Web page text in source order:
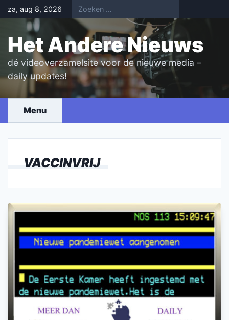
Skip
to
content
za, aug 8, 2026
Het Andere Nieuws
dé videoverzamelsite voor de nieuwe media –
daily updates!
Menu
VACCINVRIJ